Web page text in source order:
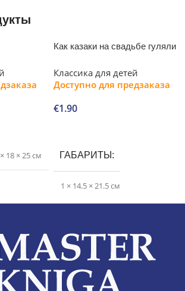
18 × 25 см
Как казаки на свадьбе гуляли
Классика для детей
Доступно для предзаказа
€1.90
ГАБАРИТЫ
1 × 14.5 × 21.5 см